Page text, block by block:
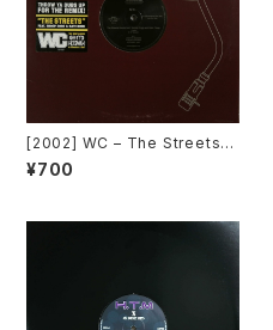
[2002] WC – The Streets
(Remix) [Def Jam Recordin
gs][PROMO]
¥700